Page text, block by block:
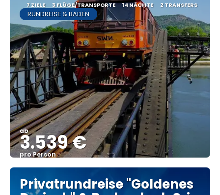
7 ZIELE 3 FLÜGE/TRANSPORTE 14 NÄCHTE 2 TRANSFERS
RUNDREISE & BADEN
ab
3.539 €
pro Person
Sehen
Privatrundreise "Goldenes